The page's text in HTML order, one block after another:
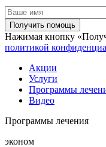
Получить помощь
Нажимая кнопку
политикой
Акции
Услуги
Программы
Видео
Программы лечения
эконом